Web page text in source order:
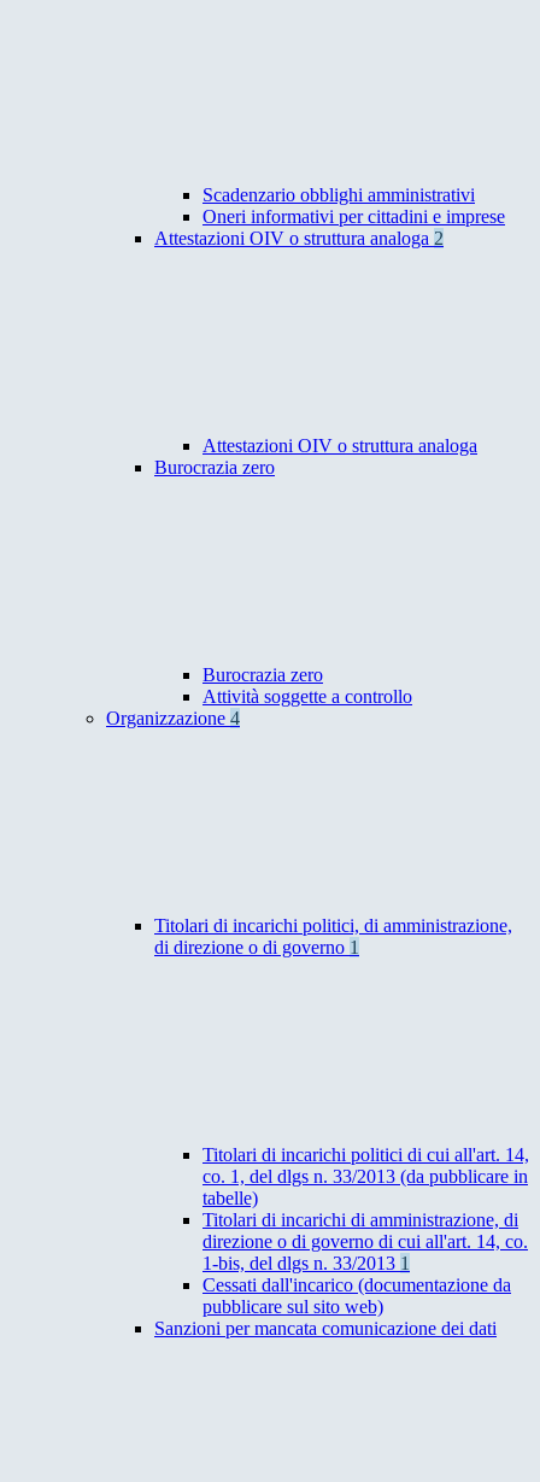
Scadenzario obblighi amministrativi
Oneri informativi per cittadini e imprese
Attestazioni OIV o struttura analoga 2
Attestazioni OIV o struttura analoga
Burocrazia zero
Burocrazia zero
Attività soggette a controllo
Organizzazione 4
Titolari di incarichi politici, di amministrazione,
di direzione o di governo 1
Titolari di incarichi politici di cui all'art. 14,
co. 1, del dlgs n. 33/2013 (da pubblicare in
tabelle)
Titolari di incarichi di amministrazione, di
direzione o di governo di cui all'art. 14, co.
1-bis, del dlgs n. 33/2013 1
Cessati dall'incarico (documentazione da
pubblicare sul sito web)
Sanzioni per mancata comunicazione dei dati